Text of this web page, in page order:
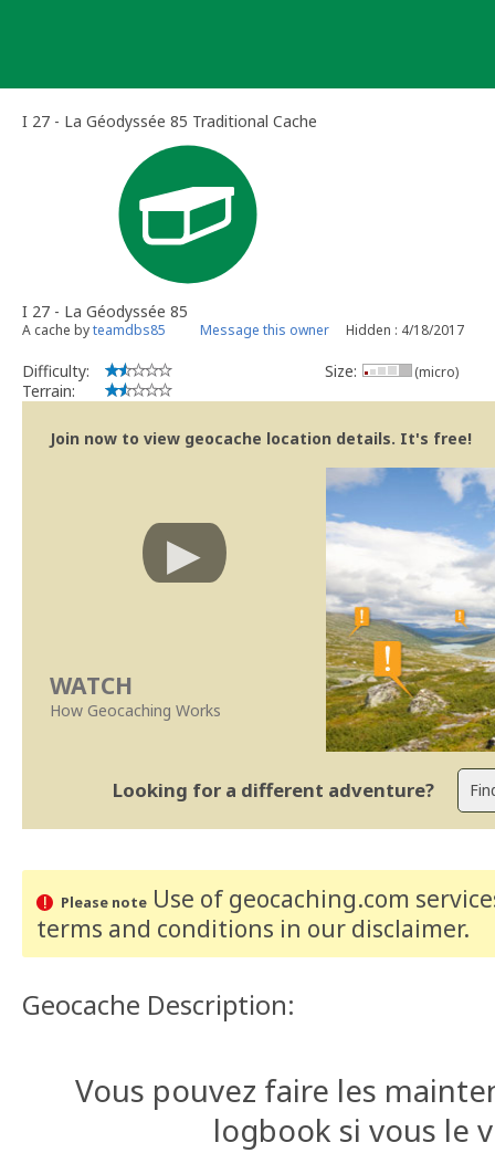
I 27 - La Géodyssée 85 Traditional Cache
I 27 - La Géodyssée 85
A cache byteamdbs85 Message this owner Hidden : 4/18/2017
Difficulty:
Terrain:
Size: (micro)
Join now to view geocache location details. It's free!
WATCH
How Geocaching Works
Looking for a different adventure?
Please noteUse of geocaching.com
terms and conditions in our disclaimer.
Geocache Description:
Vous pouvez faire les
logbook si vous le